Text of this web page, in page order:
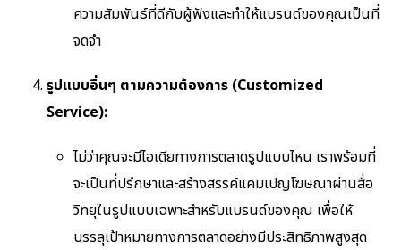
ความสัมพันธ์ที่ดีกับผู้ฟังและทำให้แบรนด์ของคุณเป็นที่
จดจำ
รูปแบบอื่นๆ ตามความต้องการ (Customized
Service):
ไม่ว่าคุณจะมีไอเดียทางการตลาดรูปแบบไหน เราพร้อมที่
จะเป็นที่ปรึกษาและสร้างสรรค์แคมเปญโฆษณาผ่านสื่อ
วิทยุในรูปแบบเฉพาะสำหรับแบรนด์ของคุณ เพื่อให้
บรรลุเป้าหมายทางการตลาดอย่างมีประสิทธิภาพสูงสุด